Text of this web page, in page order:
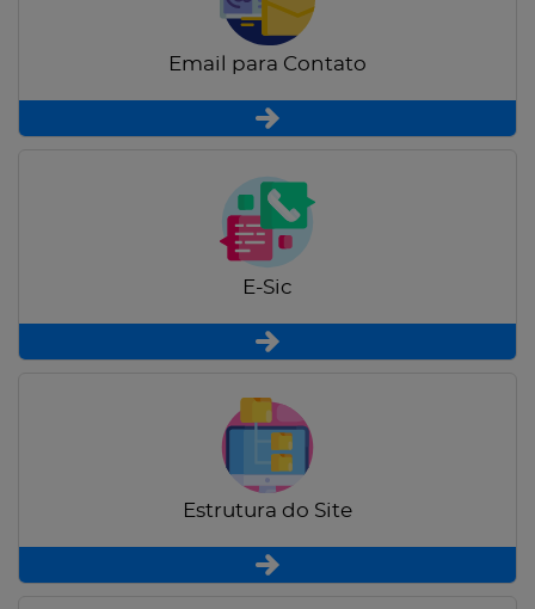
Email para Contato
E-Sic
Estrutura do Site